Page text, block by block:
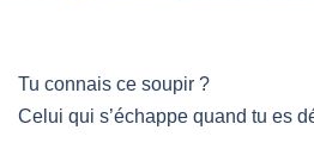
Tu connais ce soupir ?
Celui qui s’échappe quand tu es